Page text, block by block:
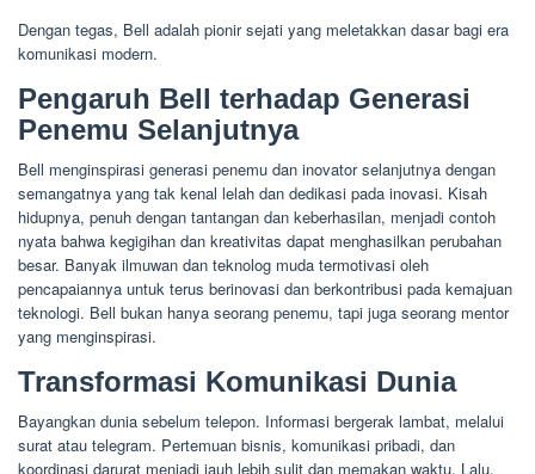
Dengan tegas, Bell adalah pionir sejati yang meletakkan dasar bagi era
komunikasi modern.
Pengaruh Bell terhadap Generasi
Penemu Selanjutnya
Bell menginspirasi generasi penemu dan inovator selanjutnya dengan
semangatnya yang tak kenal lelah dan dedikasi pada inovasi. Kisah
hidupnya, penuh dengan tantangan dan keberhasilan, menjadi contoh
nyata bahwa kegigihan dan kreativitas dapat menghasilkan perubahan
besar. Banyak ilmuwan dan teknolog muda termotivasi oleh
pencapaiannya untuk terus berinovasi dan berkontribusi pada kemajuan
teknologi. Bell bukan hanya seorang penemu, tapi juga seorang mentor
yang menginspirasi.
Transformasi Komunikasi Dunia
Bayangkan dunia sebelum telepon. Informasi bergerak lambat, melalui
surat atau telegram. Pertemuan bisnis, komunikasi pribadi, dan
koordinasi darurat menjadi jauh lebih sulit dan memakan waktu. Lalu,